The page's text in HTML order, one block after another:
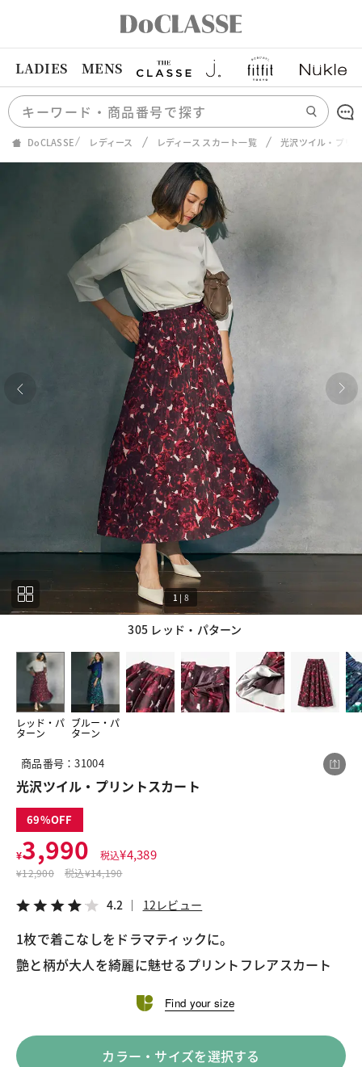
LADIES MENS
DoCLASSE レディース レディース スカート一覧 光沢ツイル・プリ
305 レッド・パターン
1 | 8
レッド・パ
ターン
ブルー・パ
ターン
1 8
商品番号：31004
光沢ツイル・プリントスカート
69
¥3,990 税込¥4,389
¥12,900 税込¥14,190
4.2 12レビュー
1枚で着こなしをドラマティックに。
艶と柄が大人を綺麗に魅せるプリントフレアスカート
Find your size
カラー・サイズを選択する
この商品をシェアする
¥3,990
税込¥4,389
LINE X メール